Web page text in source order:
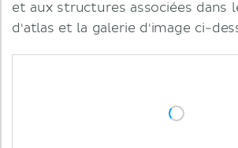
et aux structures associées dans
d'atlas et la galerie d'image ci-